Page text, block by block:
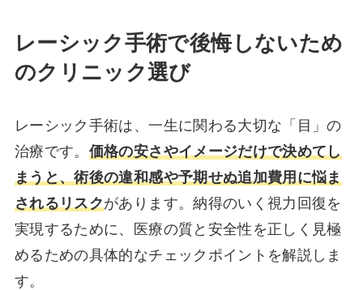
レーシック手術で後悔しないため
のクリニック選び
レーシック手術は、一生に関わる大切な「目」の
治療です。 価格の安さやイメージだけで決めてし
まうと、術後の違和感や予期せぬ追加費用に悩ま
されるリスクがあります。納得のいく視力回復を
実現するために、医療の質と安全性を正しく見極
めるための具体的なチェックポイントを解説しま
す。